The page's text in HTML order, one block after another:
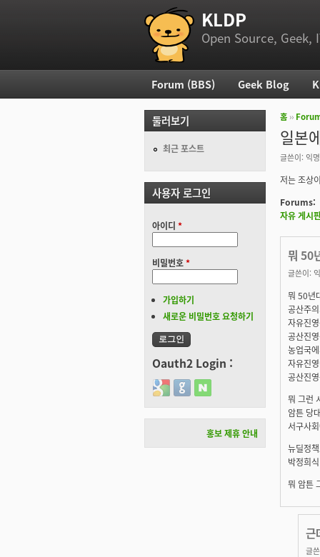
부 메뉴 KLDP
Open Source, Geek,
현재 위
홈 ››
일본
글쓴이: 익
저는 조상
Forums:
자유 게시
뭐 50
글쓴이:
뭐 50년
공산주
자유진
공산진
농업국
자유진
공산진
뭐 그런
암튼 당
서구사
뉴딜정
박정희
뭐 암튼
근
글
주 메뉴
Forum (BBS) Geek Blog
둘러보기
최근 포스트
사용자 로그인
아이디 *
비밀번호*
가입하기
새로운 비밀번호 요청하기
Oauth2 Login :
Login with Google
Login with GitHub
Login with Naver
홍보 제휴 안내